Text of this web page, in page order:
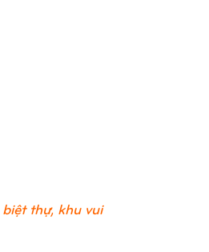
thự, khu vui